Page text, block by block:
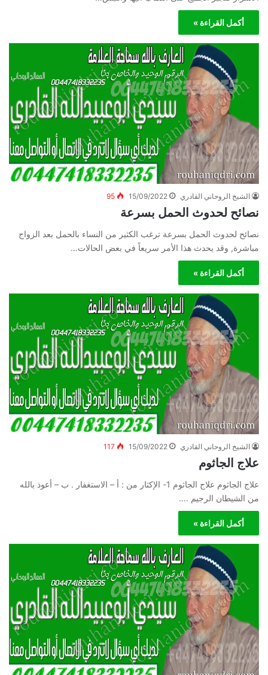
أكمل القراءة »
الشيخ الروحاني القادري 15/09/2022
95
نصائح لحدوث الحمل بسرعة
نصائح لحدوث الحمل بسرعة ترغب الكثير من النساء بالحمل بعد الزواج
مباشرة, وقد يحدث هذا الأمر سريعاً في بعض الحالات…
أكمل القراءة »
الشيخ الروحاني القادري 15/09/2022
117
علاج الجاثوم
علاج الجاثوم علاج الجاثوم 1- الإكثار من : أ – الاستغفار . ب – أعوذ بالله
من الشيطان الرجيم .…
أكمل القراءة »